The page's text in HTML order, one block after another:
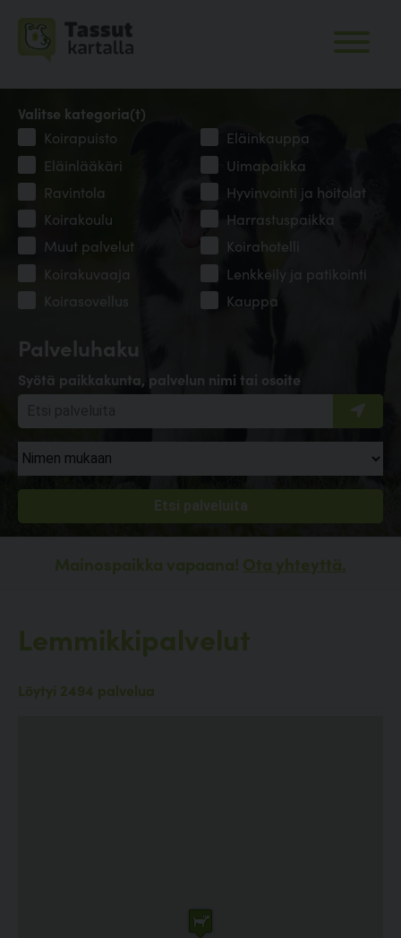
Palveluhaku
Syötä paikkakunta, palvelun nimi tai osoite
Valitse kategoria(t)
Koirapuisto
Eläinkauppa
Eläinlääkäri
Uimapaikka
Ravintola
Hyvinvointi ja hoitolat
Koirakoulu
Harrastuspaikka
Muut palvelut
Koirahotelli
Koirakuvaaja
Lenkkeily ja patikointi
Koirasovellus
Kauppa
Mainospaikka vapaana! Ota yhteyttä.
Lemmikkipalvelut
Löytyi 2494 palvelua